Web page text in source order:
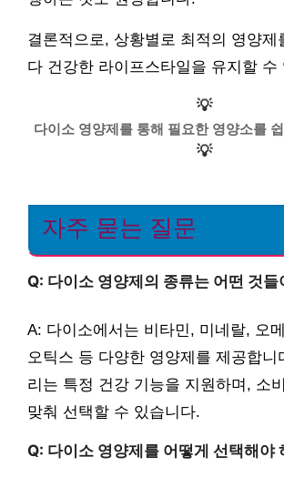
결론적으로, 상황별로 최적의 영양제
다 건강한 라이프스타일을 유지할 수
💡
다이소 영양제를 통해 필요한 영양소를
💡
자주 묻는 질문
Q: 다이소 영양제의 종류는 어떤 것들
A: 다이소에서는 비타민, 미네랄, 오
오틱스 등 다양한 영양제를 제공합니
리는 특정 건강 기능을 지원하며, 소
맞춰 선택할 수 있습니다.
Q: 다이소 영양제를 어떻게 선택해야